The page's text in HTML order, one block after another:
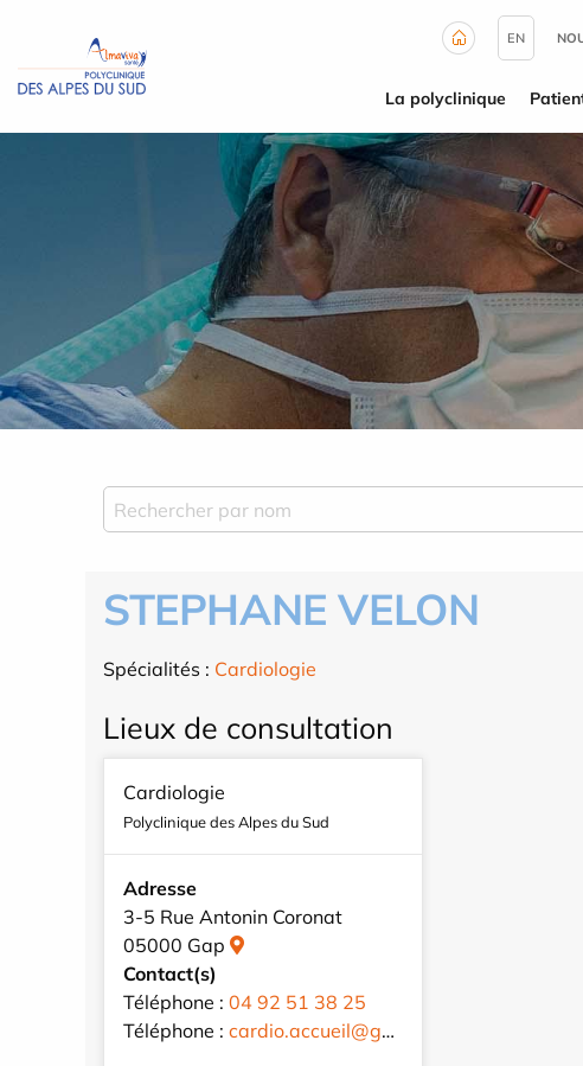
EN
La polyclinique
STEPHANE VELON
Spécialités : Cardiologie
Lieux de consultation
Cardiologie
Polyclinique des Alpes du Sud
Adresse
3-5 Rue Antonin Coronat
05000 Gap
Contact(s)
Téléphone : 04 92 51 38 25
Téléphone : cardio.accueil@gmail.com